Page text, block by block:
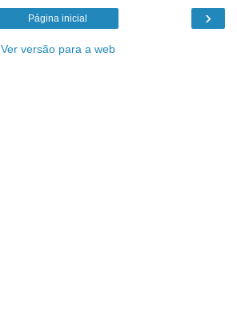
›
Página inicial
Ver versão para a web